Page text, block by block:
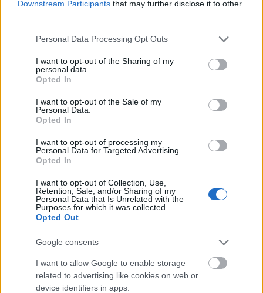
Downstream Participants that may further disclose it to other
Please note that this website/app uses one or more Google
not limited to your visit or usage behaviour. You may click to
grant or deny consent to Google and its third-party tags to
use your data for below specified purposes in below Google
consent section.
Personal Data Processing Opt Outs
I want to opt-out of the Sharing of my
personal data.
Opted In
I want to opt-out of the Sale of my
Personal Data.
Opted In
I want to opt-out of processing my
Personal Data for Targeted Advertising.
Opted In
I want to opt-out of Collection, Use,
Retention, Sale, and/or Sharing of my
Personal Data that Is Unrelated with the
Purposes for which it was collected.
Opted Out
Google consents
I want to allow Google to enable storage
related to advertising like cookies on web or
device identifiers in apps.
felülvizsgálat árnyékában?
Fehérvárhoz